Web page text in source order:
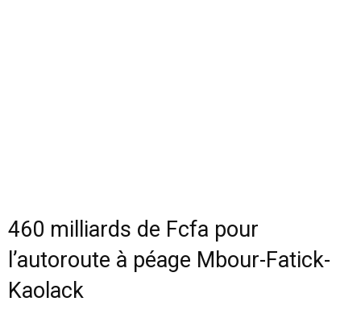
460 milliards de Fcfa pour
l’autoroute à péage Mbour-Fatick-
Kaolack